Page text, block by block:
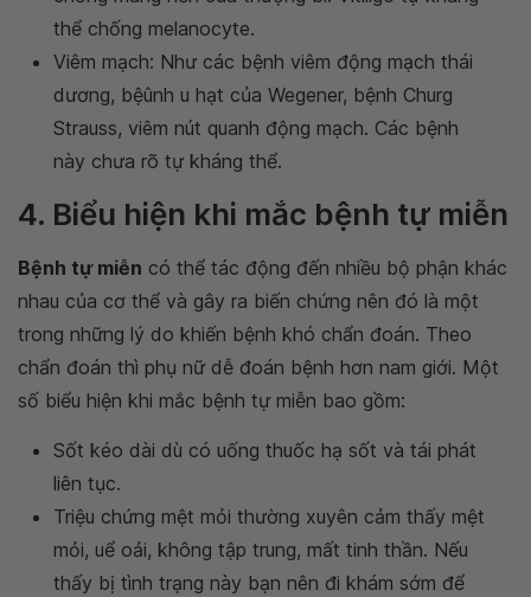
thể chống melanocyte.
Viêm mạch: Như các bệnh viêm động mạch thái
dương, bệûnh u hạt của Wegener, bệnh Churg
Strauss, viêm nút quanh động mạch. Các bệnh
này chưa rõ tự kháng thể.
4. Biểu hiện khi mắc bệnh tự miễn
Bệnh tự miễn có thể tác động đến nhiều bộ phận khác
nhau của cơ thể và gây ra biến chứng nên đó là một
trong những lý do khiến bệnh khó chẩn đoán. Theo
chẩn đoán thì phụ nữ dễ đoán bệnh hơn nam giới. Một
số biểu hiện khi mắc bệnh tự miễn bao gồm:
Sốt kéo dài dù có uống thuốc hạ sốt và tái phát
liên tục.
Triệu chứng mệt mỏi thường xuyên cảm thấy mệt
mỏi, uể oải, không tập trung, mất tinh thần. Nếu
thấy bị tình trạng này bạn nên đi khám sớm để